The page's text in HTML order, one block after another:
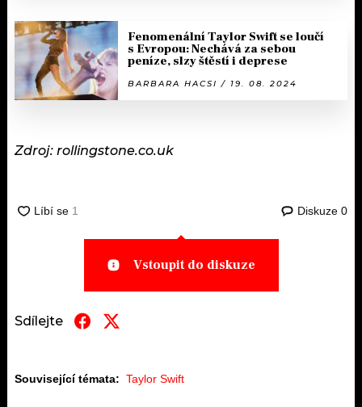
Fenomenální Taylor Swift se loučí
s Evropou: Nechává za sebou
peníze, slzy štěstí i deprese
BARBARA HACSI / 19. 08. 2024
Zdroj: rollingstone.co.uk
Diskuze 0
Vstoupit do diskuze
Sdílejte
Související témata: Taylor Swift